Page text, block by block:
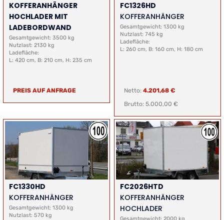
KOFFERANHÄNGER
HOCHLADER MIT
LADEBORDWAND
Gesamtgewicht: 3500 kg
Nutzlast: 2130 kg
Ladefläche:
L: 420 cm, B: 210 cm, H: 235 cm
PREIS AUF ANFRAGE
FC1326HD
KOFFERANHÄNGER
Gesamtgewicht: 1300 kg
Nutzlast: 745 kg
Ladefläche:
L: 260 cm, B: 160 cm, H: 180 cm
Netto: 4.201,68 €
Brutto: 5.000,00 €
FC1330HD
KOFFERANHÄNGER
Gesamtgewicht: 1300 kg
Nutzlast: 570 kg
FC2026HTD
KOFFERANHÄNGER
HOCHLADER